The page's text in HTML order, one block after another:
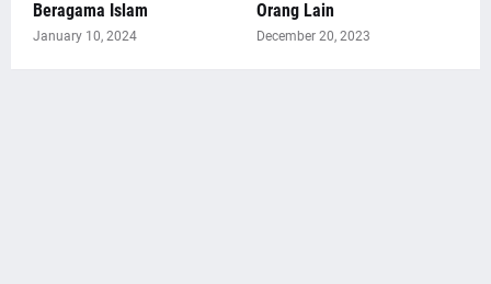
Beragama Islam
January 10, 2024
Orang Lain
December 20, 2023